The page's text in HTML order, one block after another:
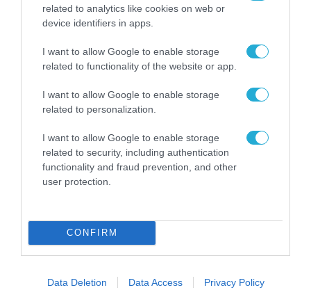
related to analytics like cookies on web or
device identifiers in apps.
I want to allow Google to enable storage
related to functionality of the website or app.
I want to allow Google to enable storage
related to personalization.
I want to allow Google to enable storage
related to security, including authentication
functionality and fraud prevention, and other
user protection.
CONFIRM
Data Deletion Data Access Privacy Policy
04.08.2026 | 13:02
Η ανακοίνωση του Πανελλήνιου Σωματείου
που γέλασε στη φωτιά